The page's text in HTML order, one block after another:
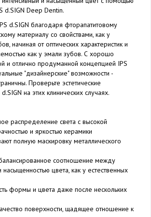
d.SIGN Deep Dentin.
d.SIGN благодаря фторапатитовому
материалу со свойствами, как у
начиная от оптических характеристик и
как у эмали зубов. С хорошо
и отлично продуманной концепцией IPS
"дизайнерские" возможности -
Проверьте эстетические
на этих клинических случаях.
распределение света с высокой
и яркостью керамики
полную маскировку металлического
соотношение между
насыщенностью цвета, как у естественных
формы и цвета даже после нескольких
поверхности, щадящее отношение к